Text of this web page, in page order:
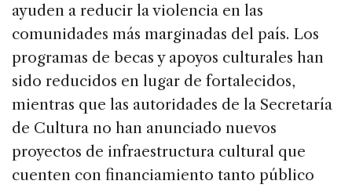
ayuden a reducir la violencia en las
comunidades más marginadas del país. Los
programas de becas y apoyos culturales han
sido reducidos en lugar de fortalecidos,
mientras que las autoridades de la Secretaría
de Cultura no han anunciado nuevos
proyectos de infraestructura cultural que
cuenten con financiamiento tanto público